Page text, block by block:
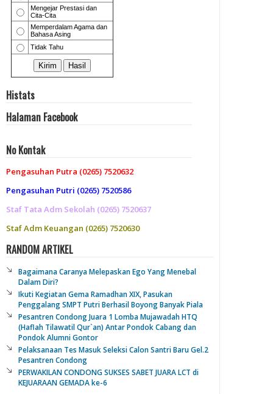
Histats
Halaman Facebook
No Kontak
Pengasuhan Putra (0265) 7520632
Pengasuhan Putri (0265) 7520586
Staf Tata Adm Sekolah (0265) 7520637
Staf Adm Keuangan (0265) 7520630
RANDOM ARTIKEL
Bagaimana Caranya Melepaskan Ego Yang Menebal
Dalam Diri?
Ikuti Kegiatan Gema Ramadhan XIX, Pasukan
Penggalang SMPT Putri Berhasil Boyong Banyak Piala
Pesantren Condong Juara 1 Lomba Mujawadah HTQ
(Haflah Tilawatil Qur`an) Antar Pondok Cabang dan
Pondok Alumni Gontor
Pelaksanaan Tes Masuk Seleksi Calon Santri Baru Gel.2
Pesantren Condong
PERWAKILAN CONDONG SUKSES SABET JUARA LCT di
KEJUARAAN GEMADA ke-6